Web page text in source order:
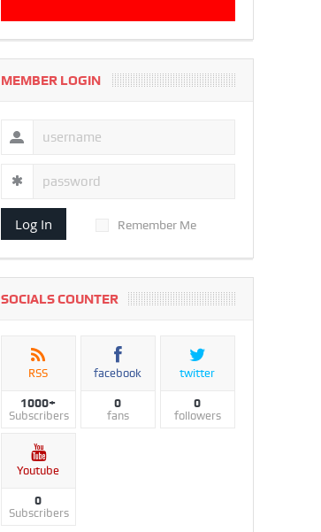
MEMBER LOGIN
Log In Remember Me
SOCIALS COUNTER
RSS
1000+
Subscribers
facebook
0
fans
twitter
0
followers
Youtube
0
Subscribers